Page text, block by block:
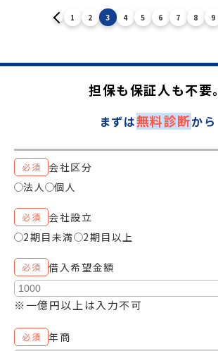
1 2 3 4 5 6 7 8 9
担保も保証人も不要。
まずは無料診断から
必須
会社区分
法人
個人
必須
会社設立
2期目未満
2期目以上
必須
借入希望金額
※一億円以上は入力不可
必須 年商